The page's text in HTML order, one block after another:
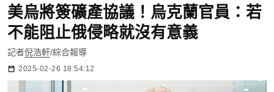
美烏將簽礦產協議！烏克蘭官員：若
不能阻止俄侵略就沒有意義
記者倪浩軒/綜合報導
2025-02-26 18:54:12